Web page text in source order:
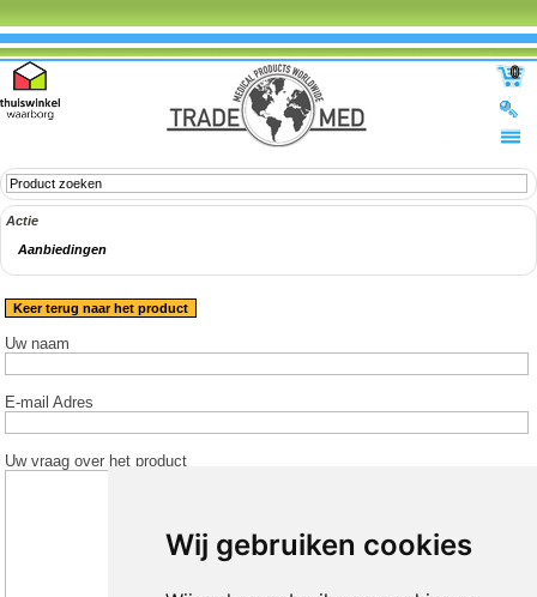
Wij gebruiken cookies
0
Actie
Aanbiedingen
Keer terug naar het product
Uw naam
E-mail Adres
Uw vraag over het product